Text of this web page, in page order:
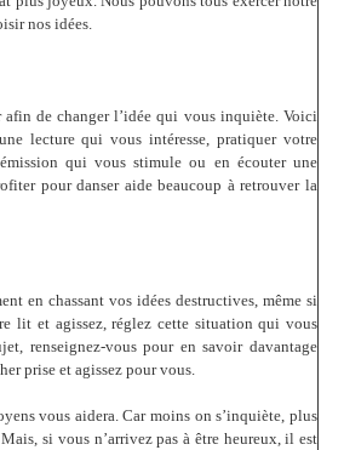
nos idées.
de changer l’idée qui vous inquiète. Voici
lecture qui vous intéresse, pratiquer votre
qui vous stimule ou en écouter une
pour danser aide beaucoup à retrouver la
en chassant vos idées destructives, même si
lit et agissez, réglez cette situation qui vous
renseignez-vous pour en savoir davantage
prise et agissez pour vous.
vous aidera. Car moins on s’inquiète, plus
si vous n’arrivez pas à être heureux, il est